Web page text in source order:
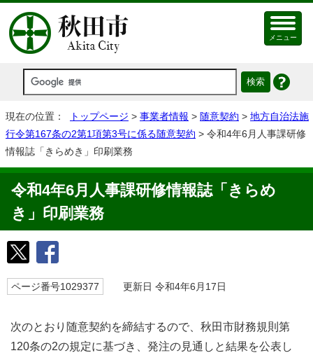
メニュー
現在の位置： トップページ > 事業者情報 > 随意契約 > 地方自治法施
行令第167条の2第1項第3号に係る随意契約 > 令和4年6月人事課研修
情報誌「きらめき」印刷業務
令和4年6月人事課研修情報誌「きらめ
き」印刷業務
ページ番号1029377 更新日 令和4年6月17日
次のとおり随意契約を締結するので、秋田市財務規則第
120条の2の規定に基づき、発注の見通しと結果を公表し